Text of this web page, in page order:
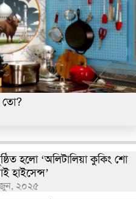
তো?
হলো ‘অলিটালিয়া কুকিং শো
হাইসেন্স’
২০২৫